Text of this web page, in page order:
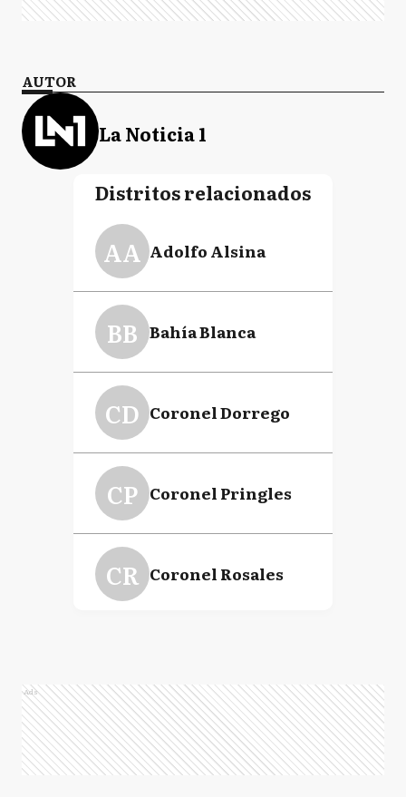
AUTOR
La Noticia 1
Distritos relacionados
AA Adolfo Alsina
BB Bahía Blanca
CD Coronel Dorrego
CP Coronel Pringles
CR Coronel Rosales
G Guaminí
Ads